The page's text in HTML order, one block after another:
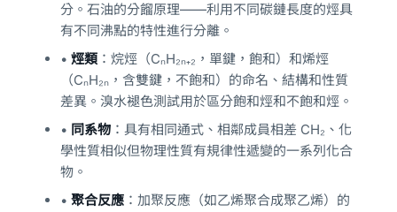
分。石油的分餾原理——利用不同碳鏈長度的烴具
有不同沸點的特性進行分離。
• 烴類 ：烷烴（CₙH₂ₙ₊₂，單鍵，飽和）和烯烴
（CₙH₂ₙ，含雙鍵，不飽和）的命名、結構和性質
差異。溴水褪色測試用於區分飽和烴和不飽和烴。
• 同系物 ：具有相同通式、相鄰成員相差 CH₂、化
學性質相似但物理性質有規律性遞變的一系列化合
物。
• 聚合反應 ：加聚反應（如乙烯聚合成聚乙烯）的